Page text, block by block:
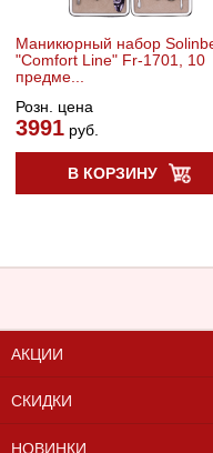
Маникюрный набор
"Comfort Line" Fr-1701, 10
предме...
Розн. цена
3991руб.
В КОРЗИНУ
АКЦИИ
СКИДКИ
НОВИНКИ